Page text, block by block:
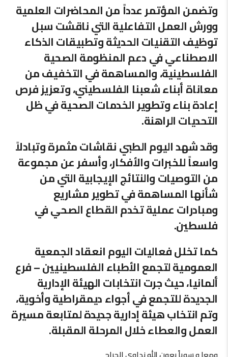
وتضمن المؤتمر عدداً من المحاضرات العلمية
وورش العمل التفاعلية التي ناقشت سبل
توظيف التقنيات الحديثة وتطبيقات الذكاء
الاصطناعي في دعم المنظومة الصحية
الفلسطينية، والمساهمة في التخفيف من
معاناة أبناء شعبنا الفلسطيني، وتعزيز فرص
إعادة بناء وتطوير الخدمات الصحية في ظل
التحديات الراهنة.
وقد شهد اليوم الطبي نقاشات مثمرة وتبادلاً
واسعاً للخبرات والأفكار، وأسفر عن مجموعة
من التوصيات والنتائج الإيجابية التي من
شأنها المساهمة في تطوير مشاريع
ومبادرات عملية تخدم القطاع الصحي في
فلسطين.
كما تخلل فعاليات اليوم انعقاد الجمعية
العمومية لتجمع الأطباء الفلسطينيين – فرع
ألمانيا، حيث جرت انتخابات الهيئة الإدارية
الجديدة للتجمع في أجواء ديمقراطية وأخوية،
وتم انتخاب هيئة إدارية جديدة لمتابعة مسيرة
العمل والعطاء خلال المرحلة المقبلة.